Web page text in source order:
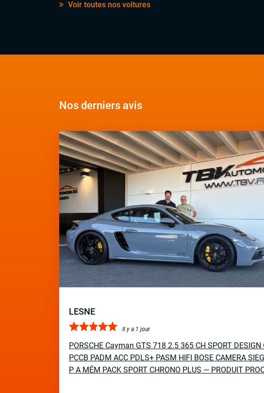
Voir toutes nos voitures
Nos derniers avis
LESNE
Il y a 1 jour
PORSCHE Cayman GTS 718 2.5 365 CH SPORT DESIGN
PCCB PADM ACC PDLS+ PASM HIFI BOSE CAMERA
P A MÉM PACK SPORT CHRONO PLUS — PRODUIT